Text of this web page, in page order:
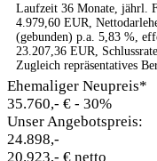
Laufzeit 36 Monate, jährl.
4.979,60 EUR,
(gebunden) p.a. 5,83 %,
23.207,36 EUR,
Zugleich repräsentatives
Ehemaliger Neupreis*
35.760,- € - 30%
Unser Angebotspreis:
24.898,-
20.923,- € netto